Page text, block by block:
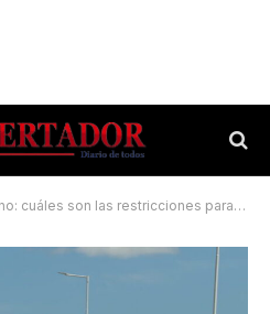
las restricciones para circular por rutas nacionales